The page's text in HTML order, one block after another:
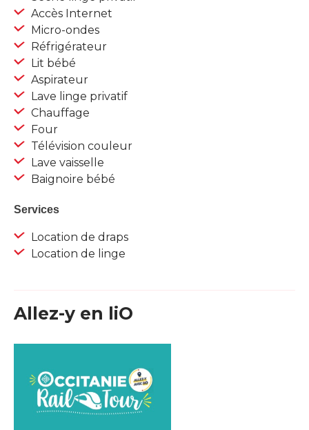
Accès Internet
Micro-ondes
Réfrigérateur
Lit bébé
Aspirateur
Lave linge privatif
Chauffage
Four
Télévision couleur
Lave vaisselle
Baignoire bébé
Services
Location de draps
Location de linge
Allez-y en liO